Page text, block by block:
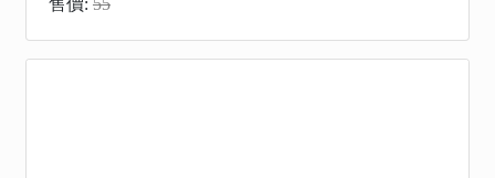
售價: 55